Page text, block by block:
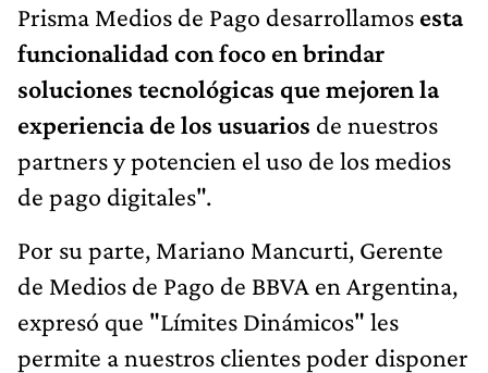
Prisma Medios de Pago desarrollamos esta
funcionalidad con foco en brindar
soluciones tecnológicas que mejoren la
experiencia de los usuarios de nuestros
partners y potencien el uso de los medios
de pago digitales".
Por su parte, Mariano Mancurti, Gerente
de Medios de Pago de BBVA en Argentina,
expresó que "Límites Dinámicos" les
permite a nuestros clientes poder disponer